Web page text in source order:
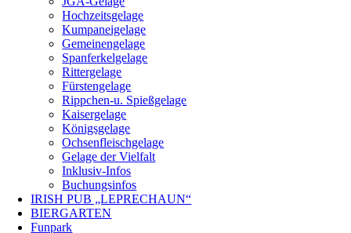
Hochzeitsgelage
Kumpaneigelage
Gemeinengelage
Spanferkelgelage
Rittergelage
Fürstengelage
Rippchen-u. Spießgelage
Kaisergelage
Königsgelage
Ochsenfleischgelage
Gelage der Vielfalt
Inklusiv-Infos
Buchungsinfos
IRISH PUB „LEPRECHAUN“
BIERGARTEN
Funpark